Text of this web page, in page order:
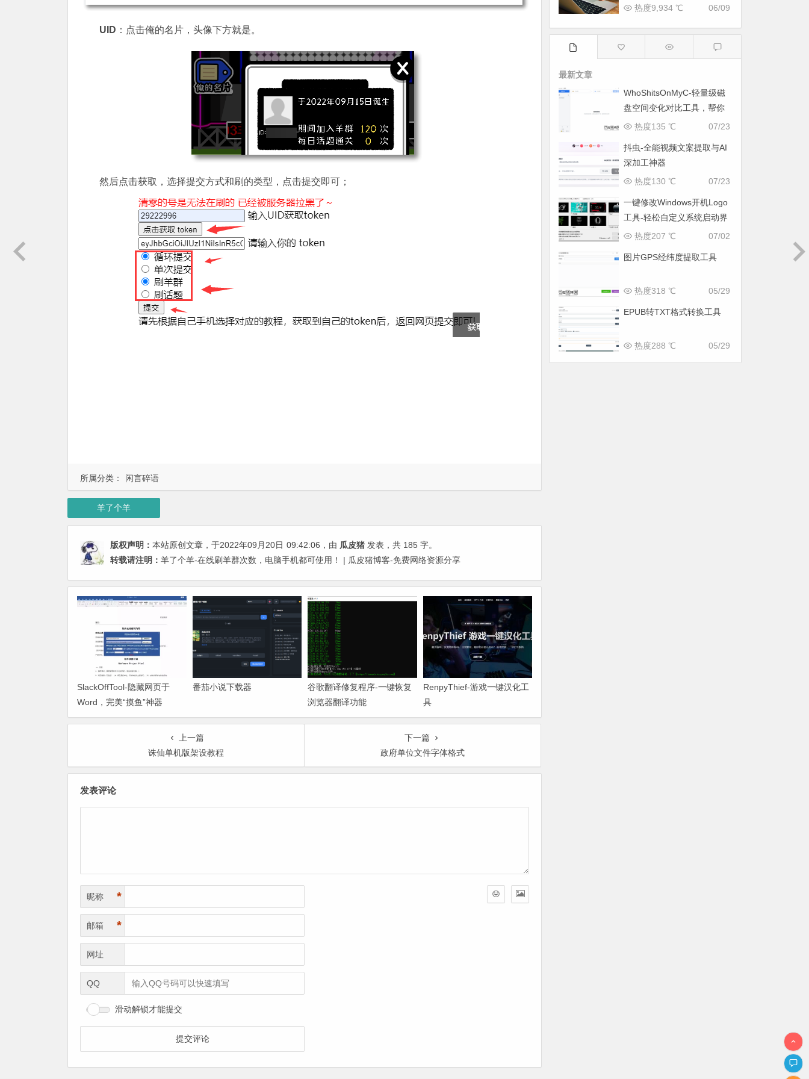
UID ：点击俺的名片，头像下方就是。
然后点击获取，选择提交方式和刷的类型，点击提交即可；
所属分类： 闲言碎语
羊了个羊
版权声明： 本站原创文章，于2022年09月20日 09:42:06 ，由 瓜皮猪 发表，共 185 字。
转载请注明： 羊了个羊-在线刷羊群次数，电脑手机都可使用！ | 瓜皮猪博客-免费网络资源分享
SlackOffTool-隐藏网页于
Word，完美“摸鱼”神器
番茄小说下载器
谷歌翻译修复程序-一键恢复
浏览器翻译功能
RenpyThief-游戏一键汉化工
具
上一篇
诛仙单机版架设教程
下一篇
政府单位文件字体格式
发表评论
昵称 *
邮箱 *
网址
QQ
滑动解锁才能提交
06/09
热度9,934 ℃
最新文章
WhoShitsOnMyC-轻量级磁
盘空间变化对比工具，帮你
找出“吃掉”空间的罪魁祸首
07/23
热度135 ℃
抖虫-全能视频文案提取与AI
深加工神器
07/23
热度130 ℃
一键修改Windows开机Logo
工具-轻松自定义系统启动界
面
07/02
热度207 ℃
图片GPS经纬度提取工具
05/29
热度318 ℃
EPUB转TXT格式转换工具
05/29
热度288 ℃